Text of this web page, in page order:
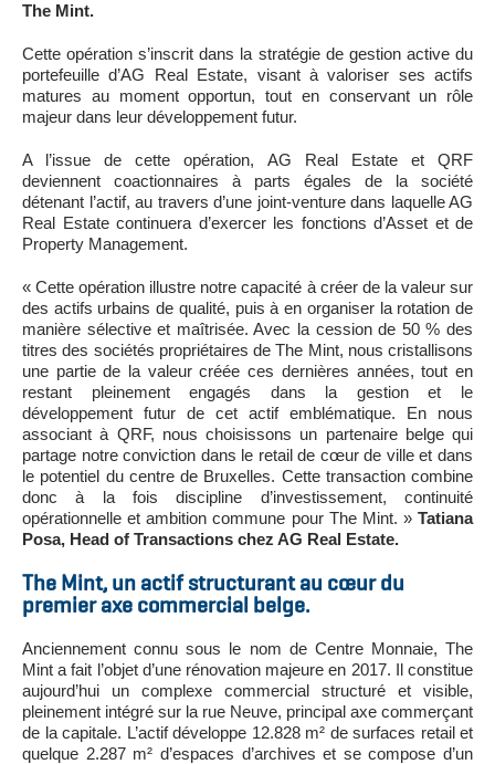
The Mint.
Cette opération s’inscrit dans la stratégie de gestion active du
portefeuille d’AG Real Estate, visant à valoriser ses actifs
matures au moment opportun, tout en conservant un rôle
majeur dans leur développement futur.
A l’issue de cette opération, AG Real Estate et QRF
deviennent coactionnaires à parts égales de la société
détenant l’actif, au travers d’une joint-venture dans laquelle AG
Real Estate continuera d’exercer les fonctions d’Asset et de
Property Management.
« Cette opération illustre notre capacité à créer de la valeur sur
des actifs urbains de qualité, puis à en organiser la rotation de
manière sélective et maîtrisée. Avec la cession de 50 % des
titres des sociétés propriétaires de The Mint, nous cristallisons
une partie de la valeur créée ces dernières années, tout en
restant pleinement engagés dans la gestion et le
développement futur de cet actif emblématique. En nous
associant à QRF, nous choisissons un partenaire belge qui
partage notre conviction dans le retail de cœur de ville et dans
le potentiel du centre de Bruxelles. Cette transaction combine
donc à la fois discipline d’investissement, continuité
opérationnelle et ambition commune pour The Mint. » Tatiana
Posa, Head of Transactions chez AG Real Estate.
The Mint, un actif structurant au cœur du
premier axe commercial belge.
Anciennement connu sous le nom de Centre Monnaie, The
Mint a fait l’objet d’une rénovation majeure en 2017. Il constitue
aujourd’hui un complexe commercial structuré et visible,
pleinement intégré sur la rue Neuve, principal axe commerçant
de la capitale. L’actif développe 12.828 m² de surfaces retail et
quelque 2.287 m² d’espaces d’archives et se compose d’un